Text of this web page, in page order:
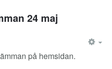
24 maj
på hemsidan.